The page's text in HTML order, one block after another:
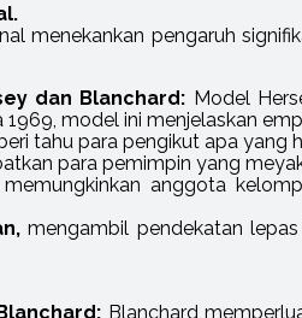
menekankan pengaruh
dan Blanchard: Model
model ini menjelaskan
tahu para pengikut apa yang
para pemimpin yang
memungkinkan anggota
mengambil pendekatan
Blanchard